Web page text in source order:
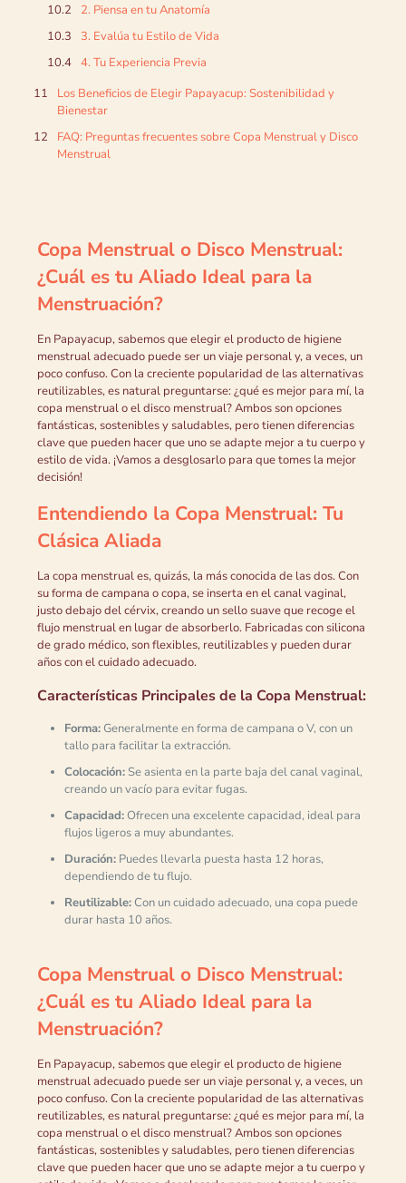
2. Piensa en tu Anatomía
3. Evalúa tu Estilo de Vida
4. Tu Experiencia Previa
Los Beneficios de Elegir Papayacup: Sostenibilidad y
Bienestar
FAQ: Preguntas frecuentes sobre Copa Menstrual y Disco
Menstrual
Copa Menstrual o Disco Menstrual:
¿Cuál es tu Aliado Ideal para la
Menstruación?
En Papayacup, sabemos que elegir el producto de higiene
menstrual adecuado puede ser un viaje personal y, a veces, un
poco confuso. Con la creciente popularidad de las alternativas
reutilizables, es natural preguntarse: ¿qué es mejor para mí, la
copa menstrual o el disco menstrual? Ambos son opciones
fantásticas, sostenibles y saludables, pero tienen diferencias
clave que pueden hacer que uno se adapte mejor a tu cuerpo y
estilo de vida. ¡Vamos a desglosarlo para que tomes la mejor
decisión!
Entendiendo la Copa Menstrual: Tu
Clásica Aliada
La copa menstrual es, quizás, la más conocida de las dos. Con
su forma de campana o copa, se inserta en el canal vaginal,
justo debajo del cérvix, creando un sello suave que recoge el
flujo menstrual en lugar de absorberlo. Fabricadas con silicona
de grado médico, son flexibles, reutilizables y pueden durar
años con el cuidado adecuado.
Características Principales de la Copa Menstrual:
Forma:Generalmente en forma de campana o V, con un
tallo para facilitar la extracción.
Colocación:Se asienta en la parte baja del canal vaginal,
creando un vacío para evitar fugas.
Capacidad:Ofrecen una excelente capacidad, ideal para
flujos ligeros a muy abundantes.
Duración:Puedes llevarla puesta hasta 12 horas,
dependiendo de tu flujo.
Reutilizable:Con un cuidado adecuado, una copa puede
durar hasta 10 años.
Copa Menstrual o Disco Menstrual:
¿Cuál es tu Aliado Ideal para la
Menstruación?
En Papayacup, sabemos que elegir el producto de higiene
menstrual adecuado puede ser un viaje personal y, a veces, un
poco confuso. Con la creciente popularidad de las alternativas
reutilizables, es natural preguntarse: ¿qué es mejor para mí, la
copa menstrual o el disco menstrual? Ambos son opciones
fantásticas, sostenibles y saludables, pero tienen diferencias
clave que pueden hacer que uno se adapte mejor a tu cuerpo y